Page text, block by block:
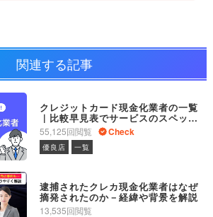
関連する記事
クレジットカード現金化業者の一覧
｜比較早見表でサービスのスペック
が一目でわかる
55,125回閲覧 Check
優良店 一覧
逮捕されたクレカ現金化業者はなぜ
摘発されたのか－経緯や背景を解説
13,535回閲覧